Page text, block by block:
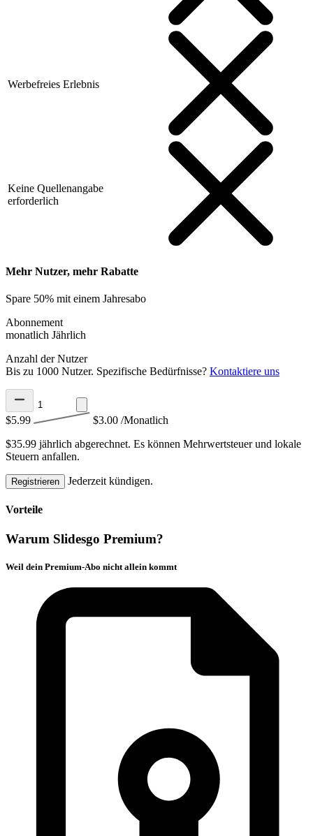
Werbefreies Erlebnis
Keine Quellenangabe
erforderlich
Mehr Nutzer, mehr Rabatte
Spare 50% mit einem Jahresabo
Abonnement
monatlich Jährlich
Anzahl der Nutzer
Bis zu 1000 Nutzer. Spezifische Bedürfnisse? Kontaktiere uns
$5.99 $3.00 /Monatlich
$35.99 jährlich abgerechnet. Es können Mehrwertsteuer und lokale
Steuern anfallen.
Registrieren Jederzeit kündigen.
Vorteile
Warum Slidesgo Premium?
Weil dein Premium-Abo nicht allein kommt